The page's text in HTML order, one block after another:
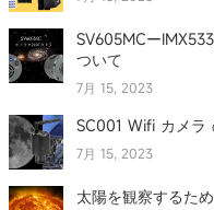
SV605MCー
ついて
7月 15, 2023
SC001 Wifi カメラ
7月 15, 2023
太陽を観察するた